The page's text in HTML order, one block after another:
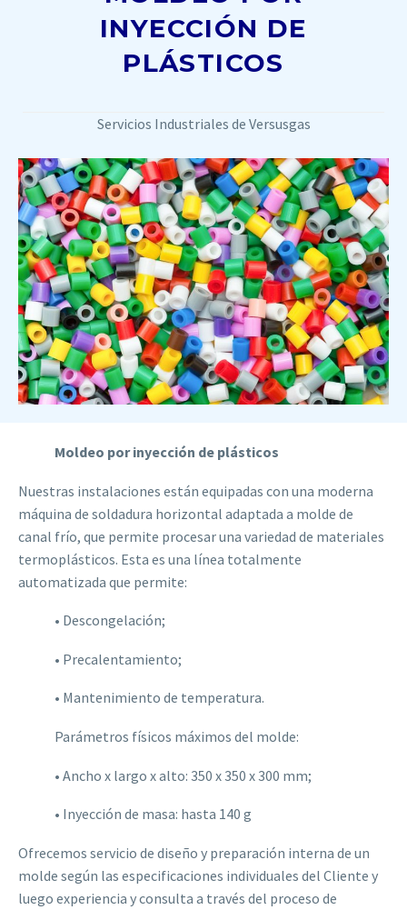
INYECCIÓN DE
PLÁSTICOS
Servicios Industriales de Versusgas
Moldeo por inyección de plásticos
Nuestras instalaciones están equipadas con una moderna
máquina de soldadura horizontal adaptada a molde de
canal frío, que permite procesar una variedad de materiales
termoplásticos. Esta es una línea totalmente
automatizada que permite:
• Descongelación;
• Precalentamiento;
• Mantenimiento de temperatura.
Parámetros físicos máximos del molde:
• Ancho x largo x alto: 350 x 350 x 300 mm;
• Inyección de masa: hasta 140 g
Ofrecemos servicio de diseño y preparación interna de un
molde según las especificaciones individuales del Cliente y
luego experiencia y consulta a través del proceso de